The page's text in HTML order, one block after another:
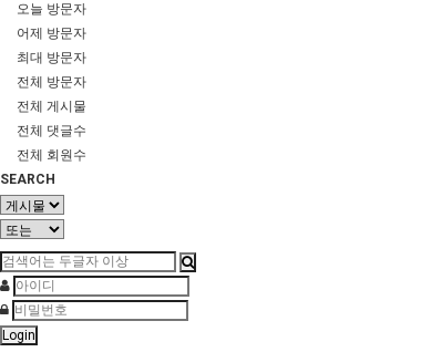
오늘 방문자
어제 방문자
최대 방문자
전체 방문자
전체 게시물
전체 댓글수
전체 회원수
SEARCH
Login